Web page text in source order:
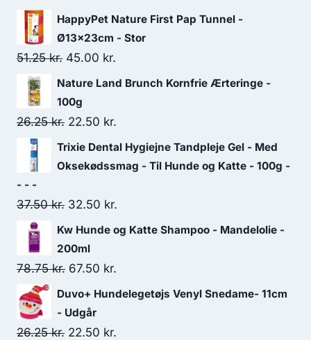
HappyPet Nature First Pap Tunnel -
Ø13x23cm - Stor
51.25kr. Den
oprindelige
pris
var:
51.25 kr..
45.00 kr.
aktuelle
45.00 kr..
Nature Land Brunch Kornfrie Ærteringe -
100g
26.25kr. Den
oprindelige
pris
26.25 kr..
22.50 kr.
aktuelle
pris
22.50 kr..
Trixie Dental Hygiejne Tandpleje Gel - Med
Oksekødssmag - Til Hunde og Katte - 100g -
- - -
37.50kr. Den
oprindelige
pris
var:
37.50 kr..
32.50 kr.
aktuelle
32.50 kr..
Kw Hunde og Katte Shampoo - Mandelolie -
200ml
78.75kr. Den
oprindelige
pris
var:
67.50 kr.
aktuelle
Duvo+ Hundelegetøjs Venyl Snedame- 11cm
- Udgår
26.25kr. Den
22.50 kr.